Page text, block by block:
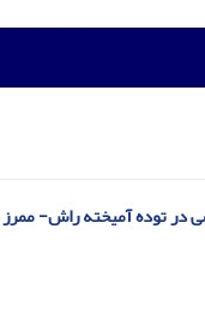
در توده آمیخته راش- ممرز